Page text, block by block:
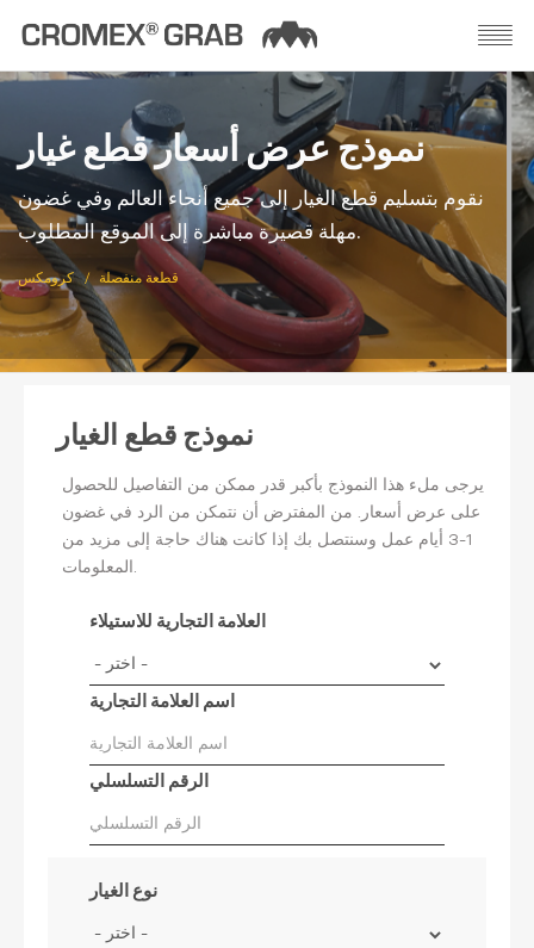
نموذج عرض أسعار قطع غيار
نقوم بتسليم قطع الغيار إلى جميع أنحاء العالم وفي غضون
مهلة قصيرة مباشرة إلى الموقع المطلوب.
كرومكس قطعة منفصلة
نموذج قطع الغيار
يرجى ملء هذا النموذج بأكبر قدر ممكن من التفاصيل للحصول
على عرض أسعار. من المفترض أن نتمكن من الرد في غضون
1-3 أيام عمل وسنتصل بك إذا كانت هناك حاجة إلى مزيد من
العلامة التجارية للاستيلاء
اسم العلامة التجارية
الرقم التسلسلي
نوع الغيار